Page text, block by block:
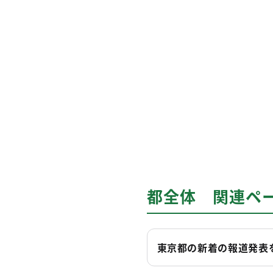
都全体 関連ペ
東京都の新着の報道発表